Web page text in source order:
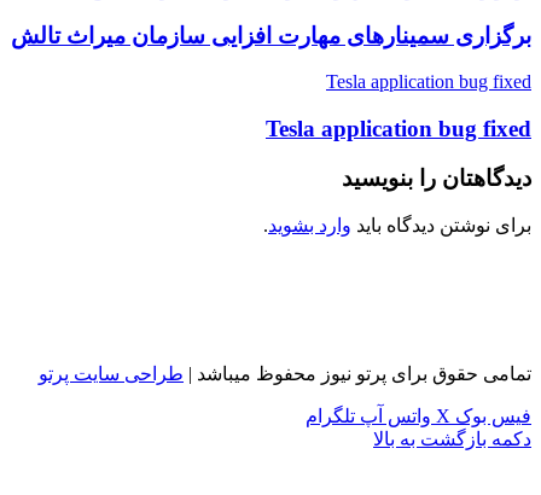
برگزاری سمینارهای مهارت افزایی سازمان میراث تالش
Tesla application bug fixed
Tesla application bug fixed
دیدگاهتان را بنویسید
برای نوشتن دیدگاه باید وارد بشوید.
تمامی حقوق برای پرتو نیوز محفوظ میباشد | طراحی سایت پرتو
فیس بوک X واتس آپ تلگرام
دکمه بازگشت به بالا